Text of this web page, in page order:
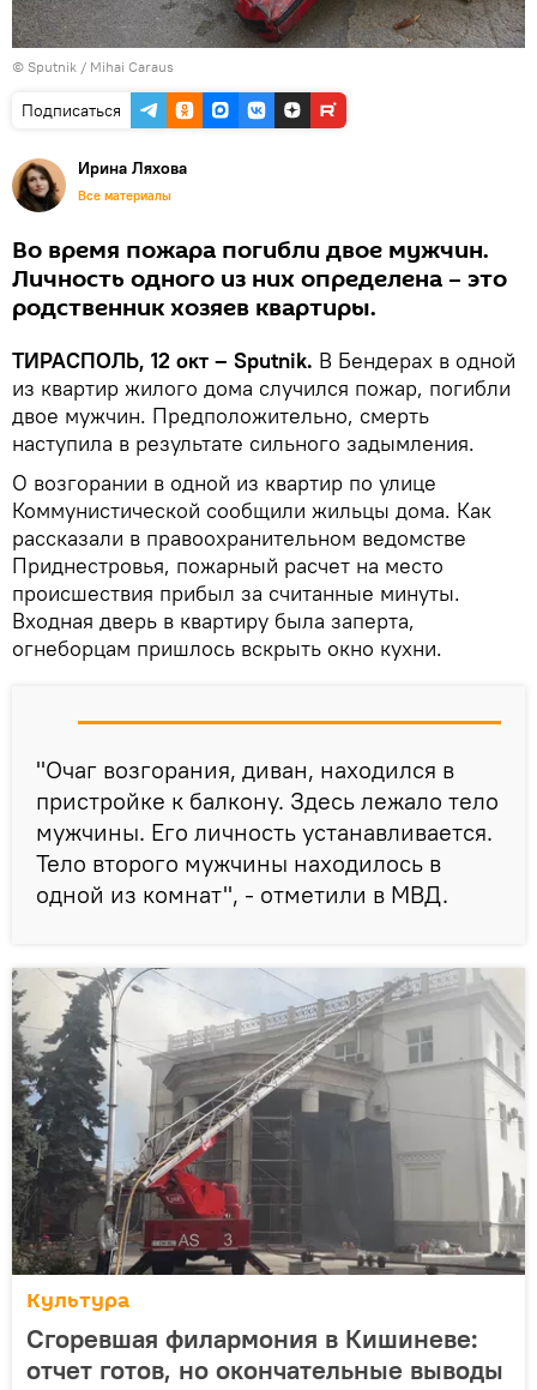
© Sputnik / Mihai Caraus
Подписаться
Ирина Ляхова
Все материалы
Во время пожара погибли двое мужчин.
Личность одного из них определена – это
родственник хозяев квартиры.
ТИРАСПОЛЬ, 12 окт – Sputnik. В Бендерах в одной
из квартир жилого дома случился пожар, погибли
двое мужчин. Предположительно, смерть
наступила в результате сильного задымления.
О возгорании в одной из квартир по улице
Коммунистической сообщили жильцы дома. Как
рассказали в правоохранительном ведомстве
Приднестровья, пожарный расчет на место
происшествия прибыл за считанные минуты.
Входная дверь в квартиру была заперта,
огнеборцам пришлось вскрыть окно кухни.
"Очаг возгорания, диван, находился в
пристройке к балкону. Здесь лежало тело
мужчины. Его личность устанавливается.
Тело второго мужчины находилось в
одной из комнат", - отметили в МВД.
Культура
Сгоревшая филармония в Кишиневе:
отчет готов, но окончательные выводы